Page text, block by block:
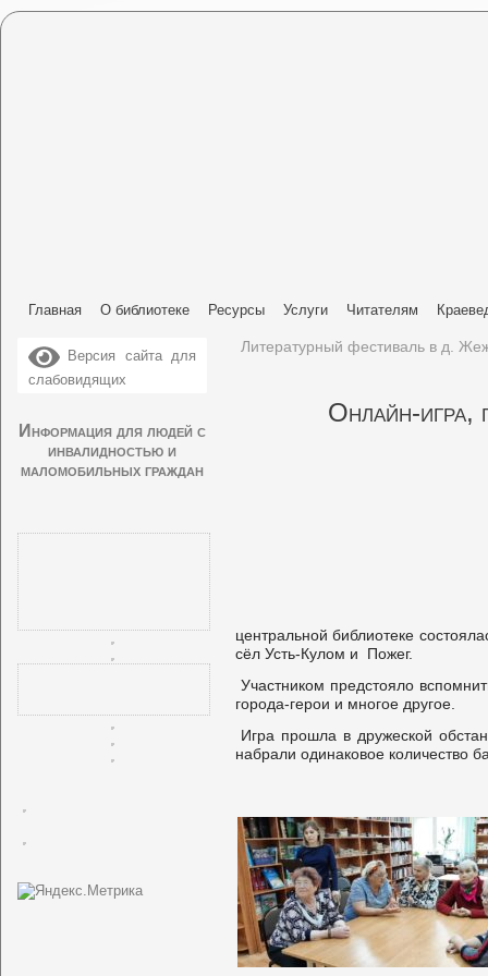
Главная О библиотеке Ресурсы Услуги Читателям
Версия сайта для
слабовидящих
Информация для людей с
инвалидностью и
маломобильных граждан
Литературный фестиваль в д.
Онлайн-игра,
центральной библиотеке
сёл Усть-Кулом и Пожег.
Участником предстояло
города-герои и многое другое.
Игра прошла в дружеской
набрали одинаковое количество